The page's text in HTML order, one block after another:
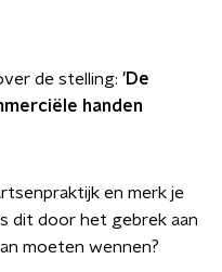
de stelling: 'De
handen
en merk je
dit door het gebrek aan
moeten wennen?